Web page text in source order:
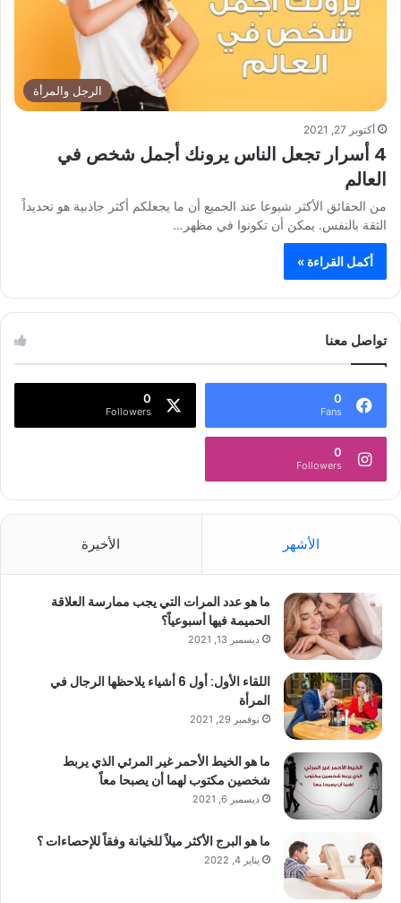
الرجل والمرأة
أكتوبر 27, 2021
4 أسرار تجعل الناس يرونك أجمل شخص في
العالم
من الحقائق الأكثر شيوعا عند الجميع أن ما يجعلكم أكثر جاذبية هو تحديداً
الثقة بالنفس. يمكن أن تكونوا في مظهر…
أكمل القراءة »
تواصل معنا
0
Fans
0
Followers
0
Followers
الأشهر الأخيرة
ما هو عدد المرات التي يجب ممارسة العلاقة
الحميمة فيها أسبوعياً؟
ديسمبر 13, 2021
اللقاء الأول: أول 6 أشياء يلاحظها الرجال في
المرأة
نوفمبر 29, 2021
ما هو الخيط الأحمر غير المرئي الذي يربط
شخصين مكتوب لهما أن يصبحا معاً
ديسمبر 6, 2021
ما هو البرج الأكثر ميلاً للخيانة وفقاً للإحصاءات ؟
يناير 4, 2022